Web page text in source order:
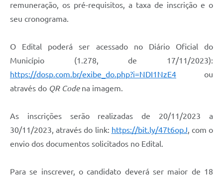
remuneração, os pré-requisitos, a taxa de inscrição e o
seu cronograma.
O Edital poderá ser acessado no Diário Oficial do
Município (1.278, de 17/11/2023):
https://dosp.com.br/exibe_do.php?i=NDI1NzE4 ou
através do QR Codena imagem.
As inscrições serão realizadas de 20/11/2023 a
30/11/2023, através do link: https://bit.ly/47t6opJ, com o
envio dos documentos solicitados no Edital.
Para se inscrever, o candidato deverá ser maior de 18